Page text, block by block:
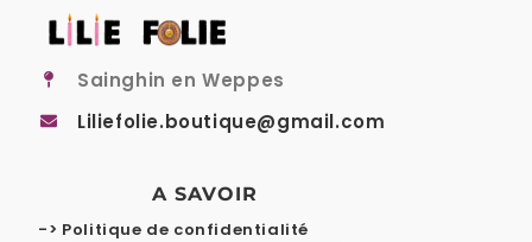
Sainghin en Weppes
Liliefolie.boutique@gmail.com
A SAVOIR
-> Politique de confidentialité